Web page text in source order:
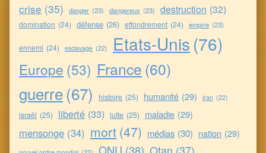
crise (35) danger (23) dangereux (23) destruction (32)
domination (24) défense (26) effondrement (24) empire (23)
ennemi (24) esclavage (22) Etats-Unis (76)
Europe (53) France (60)
guerre(67) histoire (25) humanité (29) iran (22)
israël (25) liberté (33) lutte (25) maladie (29)
mensonge (34) mort (47) médias (30) nation (29)
ONU (38) Otan (37)